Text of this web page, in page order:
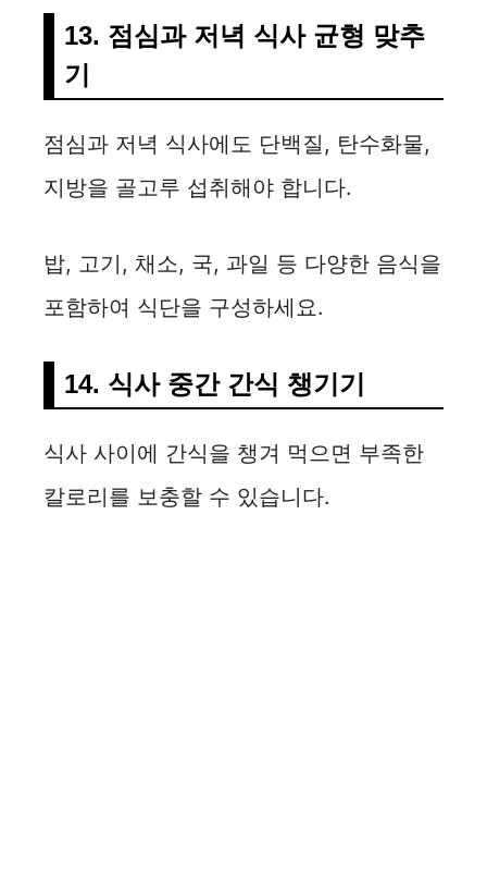
13. 점심과 저녁 식사 균형 맞추
기
점심과 저녁 식사에도 단백질, 탄수화물,
지방을 골고루 섭취해야 합니다.
밥, 고기, 채소, 국, 과일 등 다양한 음식을
포함하여 식단을 구성하세요.
14. 식사 중간 간식 챙기기
식사 사이에 간식을 챙겨 먹으면 부족한
칼로리를 보충할 수 있습니다.